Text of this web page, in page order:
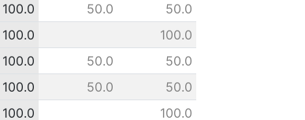
100.0 50.0
50.0
100.0
100.0
100.0 50.0
50.0
100.0 50.0
50.0
100.0
100.0